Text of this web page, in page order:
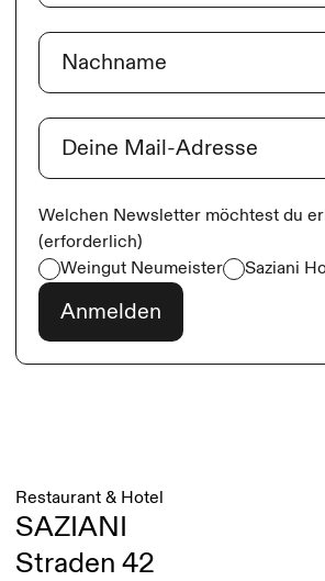
E-Mail
Welchen Newsletter möchtest du
(erforderlich)
Weingut Neumeister
Saziani
Restaurant & Hotel
SAZIANI
Straden 42